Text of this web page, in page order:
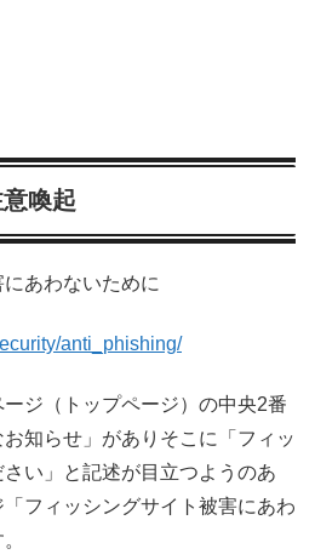
喚起
あわないために
anti_phishing/
ジ（トップページ）の中央2番
知らせ」がありそこに「フィッ
い」と記述が目立つようのあ
フィッシングサイト被害にあわ